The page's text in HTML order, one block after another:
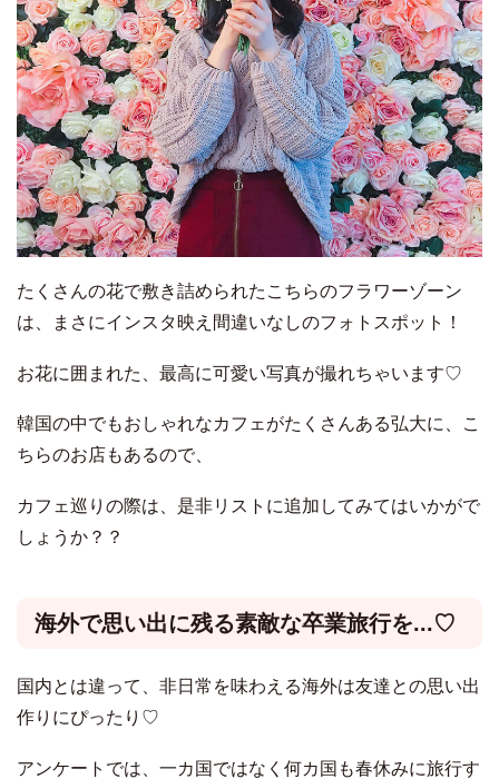
たくさんの花で敷き詰められたこちらのフラワーゾーン
は、まさにインスタ映え間違いなしのフォトスポット！
お花に囲まれた、最高に可愛い写真が撮れちゃいます♡
韓国の中でもおしゃれなカフェがたくさんある弘大に、こ
ちらのお店もあるので、
カフェ巡りの際は、是非リストに追加してみてはいかがで
しょうか？？
海外で思い出に残る素敵な卒業旅行を...♡
国内とは違って、非日常を味わえる海外は友達との思い出
作りにぴったり♡
アンケートでは、一カ国ではなく何カ国も春休みに旅行す